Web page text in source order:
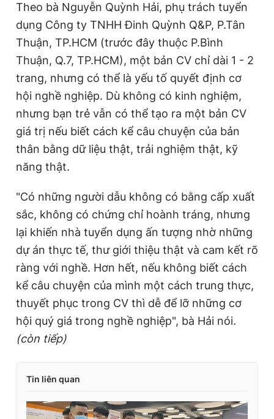
Theo bà Nguyễn Quỳnh Hải, phụ trách tuyển
dụng Công ty TNHH Đinh Quỳnh Q&P, P.Tân
Thuận, TP.HCM (trước đây thuộc P.Bình
Thuận, Q.7, TP.HCM), một bản CV chỉ dài 1 - 2
trang, nhưng có thể là yếu tố quyết định cơ
hội nghề nghiệp. Dù không có kinh nghiệm,
nhưng bạn trẻ vẫn có thể tạo ra một bản CV
giá trị nếu biết cách kể câu chuyện của bản
thân bằng dữ liệu thật, trải nghiệm thật, kỹ
năng thật.
"Có những người dẫu không có bằng cấp xuất
sắc, không có chứng chỉ hoành tráng, nhưng
lại khiến nhà tuyển dụng ấn tượng nhờ những
dự án thực tế, thư giới thiệu thật và cam kết rõ
ràng với nghề. Hơn hết, nếu không biết cách
kể câu chuyện của mình một cách trung thực,
thuyết phục trong CV thì dễ để lỡ những cơ
hội quý giá trong nghề nghiệp", bà Hải nói.
(còn tiếp)
Tin liên quan